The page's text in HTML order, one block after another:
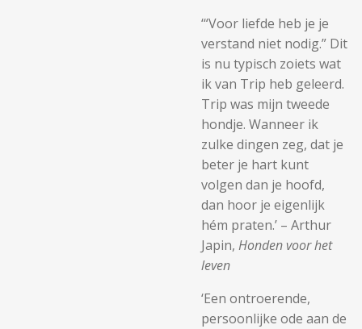
‘“Voor liefde heb je je
verstand niet nodig.” Dit
is nu typisch zoiets wat
ik van Trip heb geleerd.
Trip was mijn tweede
hondje. Wanneer ik
zulke dingen zeg, dat je
beter je hart kunt
volgen dan je hoofd,
dan hoor je eigenlijk
hém praten.’ – Arthur
Japin, Honden voor het
leven
‘Een ontroerende,
persoonlijke ode aan de